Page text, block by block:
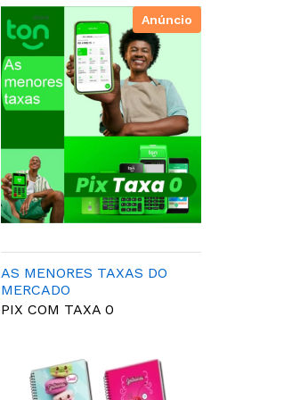
Anúncio
AS MENORES TAXAS DO
MERCADO
PIX COM TAXA 0